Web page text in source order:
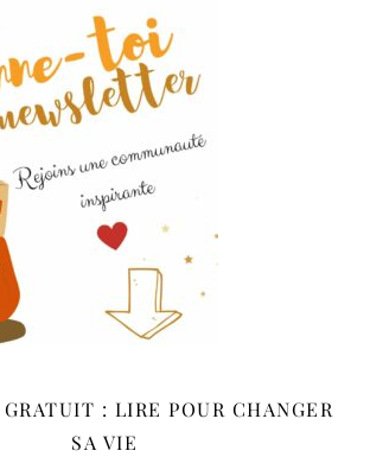
: LIRE POUR CHANGER
SA VIE